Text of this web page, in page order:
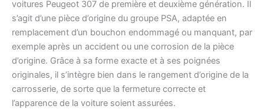
voitures Peugeot 307 de première et deuxième génération. Il
s’agit d’une pièce d’origine du groupe PSA, adaptée en
remplacement d’un bouchon endommagé ou manquant, par
exemple après un accident ou une corrosion de la pièce
d’origine. Grâce à sa forme exacte et à ses poignées
originales, il s’intègre bien dans le rangement d’origine de la
carrosserie, de sorte que la fermeture correcte et
l’apparence de la voiture soient assurées.